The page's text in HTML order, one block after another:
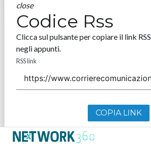
close
Codice Rss
Clicca sul pulsante per copiare il link RSS
negli appunti.
RSS link
COPIA LINK